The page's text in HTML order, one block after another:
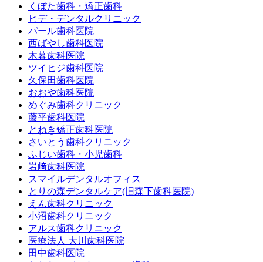
くぼた歯科・矯正歯科
ヒデ・デンタルクリニック
パール歯科医院
西ばやし歯科医院
木暮歯科医院
ツイヒジ歯科医院
久保田歯科医院
おおや歯科医院
めぐみ歯科クリニック
藤平歯科医院
とねき矯正歯科医院
さいとう歯科クリニック
ふじい歯科・小児歯科
岩﨑歯科医院
スマイルデンタルオフィス
とりの森デンタルケア(旧森下歯科医院)
えん歯科クリニック
小沼歯科クリニック
アルス歯科クリニック
医療法人 大川歯科医院
田中歯科医院